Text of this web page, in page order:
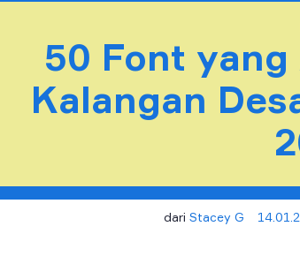
50 Font
Kalangan
dari Stacey G